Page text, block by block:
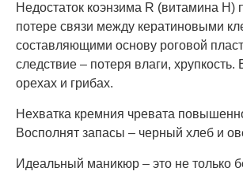
Недостаток коэнзима R (витамина Н)
потере связи между кератиновыми
составляющими основу роговой
следствие – потеря влаги, хрупкость.
орехах и грибах.
Нехватка кремния чревата
Восполнят запасы – черный хлеб и
Идеальный маникюр – это не только